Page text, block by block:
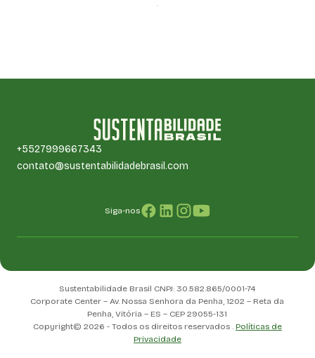
+5527999667343
contato@sustentabilidadebrasil.com
Siga-nos
Sustentabilidade Brasil CNPJ: 30.582.865/0001-74
Corporate Center – Av. Nossa Senhora da Penha, 1202 – Reta da
Penha, Vitória – ES – CEP 29055-131
Copyright© 2026 - Todos os direitos reservados . Políticas de
Privacidade